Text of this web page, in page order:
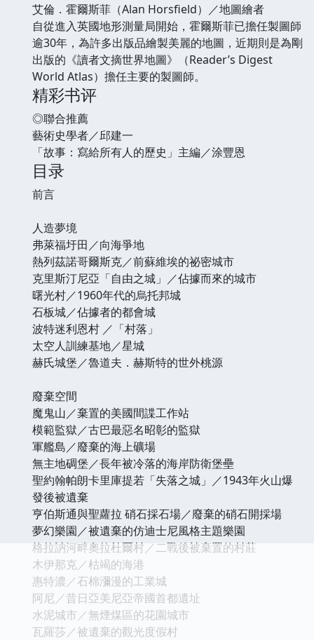
艾倫．霍爾斯菲（Alan Horsfield）／地圖繪者
自從進入英國地形測量局開始，霍爾斯菲已擔任製圖師
逾30年，為許多出版品繪製美麗的地圖，近期則是為剛
出版的《讀者文摘世界地圖》（Reader’s Digest
World Atlas）擔任主要的製圖師。
精彩书评
◎聯合推薦
藝術史學者／邱建一
「故事：寫給所有人的歷史」主編／涂豐恩
目录
前言
人造夢境
弗萊福圩田／向海爭地
熱列茲諾哥爾斯克／前蘇維埃的祕密城市
克里斯汀尼亞「自由之城」／佔據而來的城市
曙光村／1960年代的烏托邦城
石板城／佔據者的都會城
波特迷利恩村 ／「村落」
太空人訓練基地／星城
赫氏城堡／魯道夫．赫斯特的世外桃源
廢棄空間
魔鬼山／棄置的美國間諜工作站
模範監獄／古巴最惡名昭彰的監獄
軍艦島／廢棄的海上礦場
無主地碉堡／長年被冷落的海岸防衛堡壘
聖約翰帕朗卡里庫提若「失落之城」／1943年火山爆
發後被遺棄
亨伯斯通與聖蘿拉 硝石採石場／廢棄的硝石開採場
夢幻樂園／被遺棄的仿迪士尼風格主題樂園
格拉訥河畔奧拉杜爾村／二戰後被棄置的村莊
木伊那克／枯竭的海港
惠特濃／石棉瀰漫的工業城
阿尼／昔日亞美尼亞帝國首都遺址
水泥城市／無煙煤區的花園城市
瓦羅莎／被遺棄的觀光度假村